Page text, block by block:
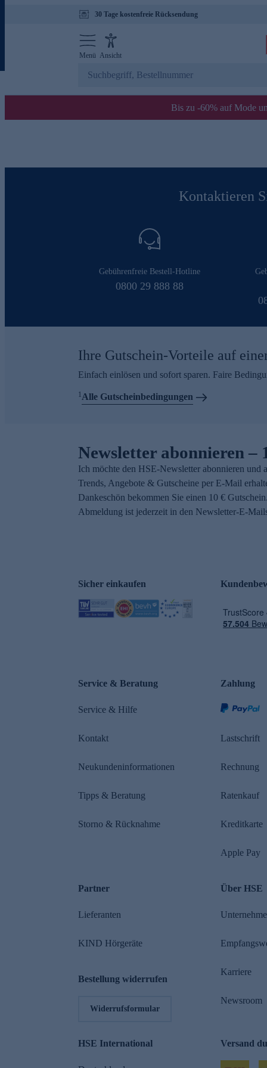
30 Tage kostenfreie Rücksendung
Menü Ansicht
Bis zu -60% auf Mode
Kontaktieren
Gebührenfreie Bestell-Hotline
0800 29 888 88
Ihre Gutschein-Vorteile auf
Einfach einlösen und sofort sparen. Faire
1Alle Gutscheinbedingungen
Newsletter abonnieren –
Ich möchte den HSE-Newsletter abonnieren und
Trends, Angebote & Gutscheine per E-Mail
Dankeschön bekommen Sie einen 10 €
Abmeldung ist jederzeit in den Newsletter-E-
Sicher einkaufen
Service & Beratung
Service & Hilfe
Kontakt
Neukundeninformationen
Tipps & Beratung
Storno & Rücknahme
Zahlung
Lastschrift
Rechnung
Ratenkauf
Kreditkarte
Apple Pay
Partner
Lieferanten
KIND Hörgeräte
Bestellung widerrufen
Widerrufsformular
Über HSE
Karriere
Newsroom
HSE International Versand